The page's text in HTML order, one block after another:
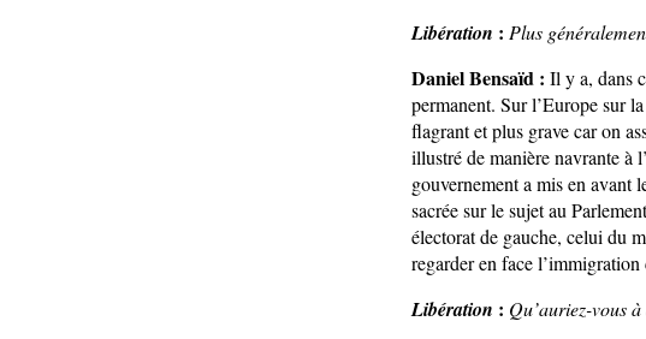
Libération : Plus
Daniel Bensaïd : Il y a, dans
permanent. Sur l’Europe sur
flagrant et plus grave car on
illustré de manière navrante à
gouvernement a mis en avant
sacrée sur le sujet au
électorat de gauche, celui du
regarder en face
Libération : Qu’auriez-vous